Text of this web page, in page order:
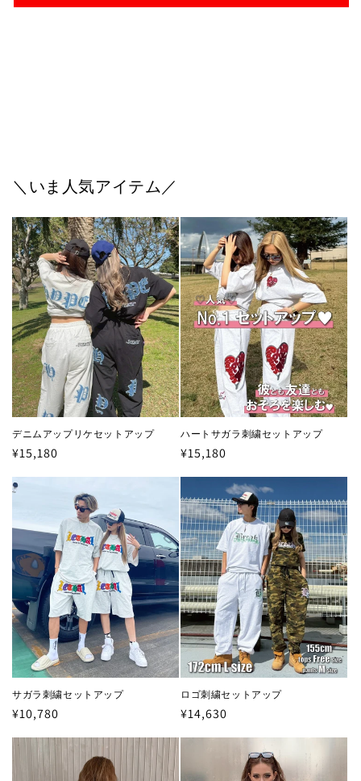
名前 *
必須
Eメールアドレス *
必須
＼いま人気アイテム／
デニムアップリケセットアップ
通
常
価
¥15,180
ハートサガラ刺繍セットアップ
通
常
格
¥15,180
サガラ刺繍セットアップ
通
格
¥10,780
ロゴ刺繍セットアップ
通
格
¥14,630